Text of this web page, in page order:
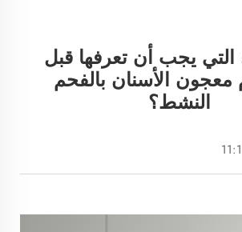
التي يجب أن تعرفها قبل
معجون الأسنان بالفحم
النشط؟